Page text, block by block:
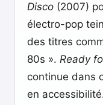
Disco (2007)
électro-pop
des titres
80s ». Ready
continue dans
en